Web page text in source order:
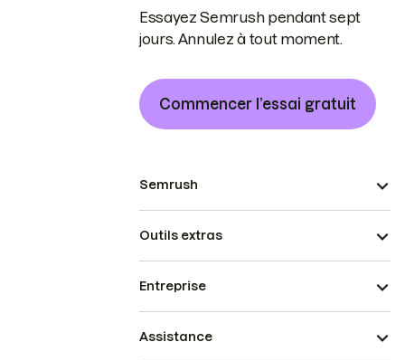
Essayez Semrush pendant sept
jours. Annulez à tout moment.
Commencer l’essai gratuit
Semrush
Outils extras
Entreprise
Assistance